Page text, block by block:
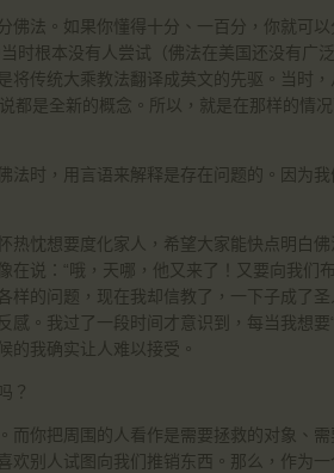
佛法。如果你懂得十分、一百分，你就可
时根本没有人尝试（佛法在美国还没有广
将传统大乘教法翻译成英文的先驱。当时
都是全新的概念。所以，就是在那样的情
法时，用言语来解释是存在问题的。因为
热忱想要度化家人，希望大家能快点明白
说：“哦，天哪，他又来了！又要向我们
样的问题，现在我却信教了，一下子成了
。我过了一段时间才意识到，每当我想要“
我确实让人难以接受。
？
而你把周围的人看作是需要拯救的对象、
别人试图向我们推销东西。那么，作为一